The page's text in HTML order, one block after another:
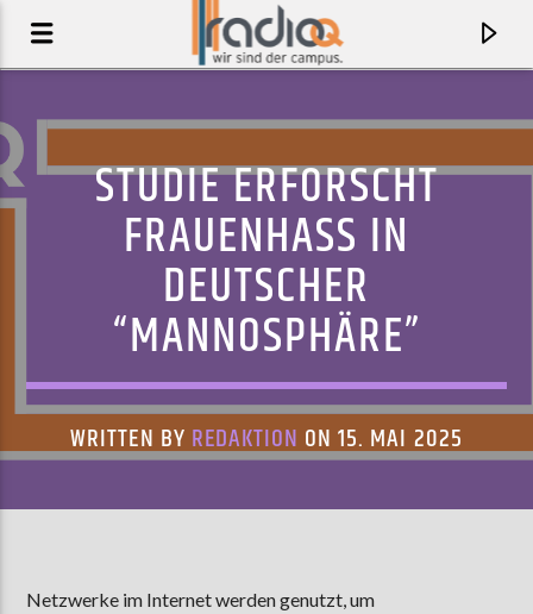
AKTUELLER TRACK
AUDIOSLAVE
STUDIE ERFORSCHT
FRAUENHASS IN
DEUTSCHER
“MANNOSPHÄRE”
WRITTEN BY REDAKTION ON 15. MAI 2025
Netzwerke im Internet werden genutzt, um